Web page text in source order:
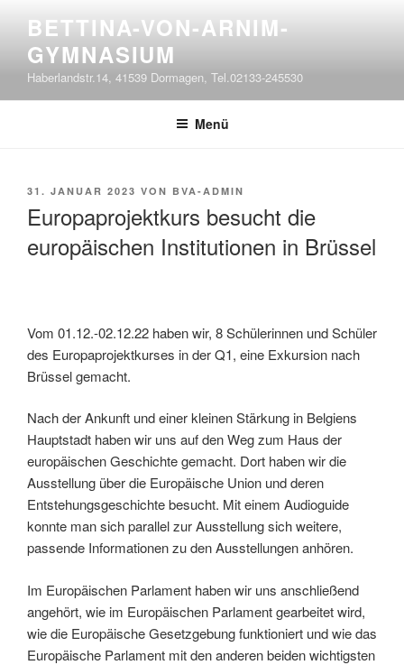
springen
BETTINA-VON-ARNIM-
GYMNASIUM
Haberlandstr.14, 41539 Dormagen, Tel.02133-245530
Menü
VERÖFFENTLICHT
31. JANUAR 2023 VON BVA-ADMIN
Europaprojektkurs besucht die
europäischen Institutionen in Brüssel
Vom 01.12.-02.12.22 haben wir, 8 Schülerinnen und Schüler
des Europaprojektkurses in der Q1, eine Exkursion nach
Brüssel gemacht.
Nach der Ankunft und einer kleinen Stärkung in Belgiens
Hauptstadt haben wir uns auf den Weg zum Haus der
europäischen Geschichte gemacht. Dort haben wir die
Ausstellung über die Europäische Union und deren
Entstehungsgeschichte besucht. Mit einem Audioguide
konnte man sich parallel zur Ausstellung sich weitere,
passende Informationen zu den Ausstellungen anhören.
Im Europäischen Parlament haben wir uns anschließend
angehört, wie im Europäischen Parlament gearbeitet wird,
wie die Europäische Gesetzgebung funktioniert und wie das
Europäische Parlament mit den anderen beiden wichtigsten